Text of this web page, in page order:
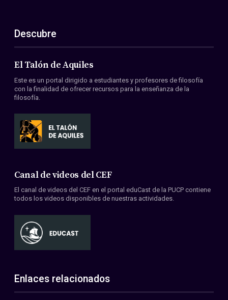
Descubre
El Talón de Aquiles
Este es un portal dirigido a estudiantes y profesores de filosofía
con la finalidad de ofrecer recursos para la enseñanza de la
filosofía.
Canal de videos del CEF
El canal de videos del CEF en el portal eduCast de la PUCP contiene
todos los videos disponibles de nuestras actividades.
Enlaces relacionados